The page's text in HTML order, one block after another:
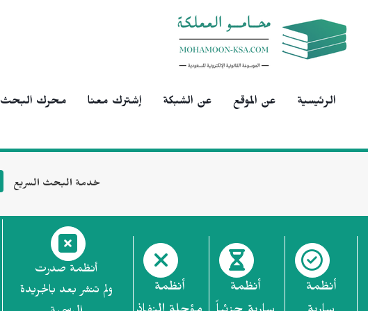
الرئيسية عن الموقع عن الشبكة إشترك معنا محرك البحث
خدمة البحث السريع
أنظمة
أنظمة
أنظمة
أنظمة صدرت
ولم تنشر بعد بالجريدة